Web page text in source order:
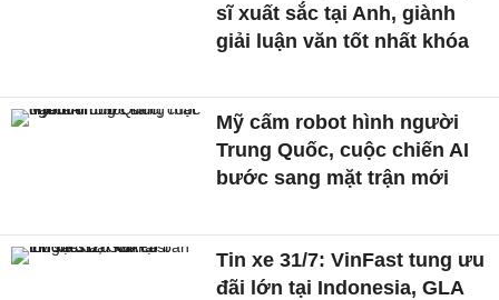
sĩ xuất sắc tại Anh, giành
giải luận văn tốt nhất khóa
Mỹ cấm robot hình người
Trung Quốc, cuộc chiến AI
bước sang mặt trận mới
Tin xe 31/7: VinFast tung ưu
đãi lớn tại Indonesia, GLA